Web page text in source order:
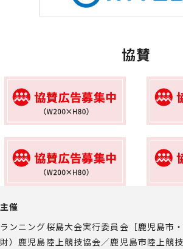
協賛
主催
ランニング桜島大会実行委員会［鹿児島市
財）鹿児島陸上競技協会／鹿児島市陸上競